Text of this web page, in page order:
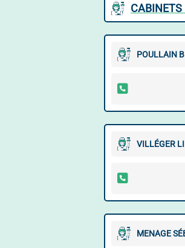
CABINETS
POULLAIN
VILLÉGER
MENAGE